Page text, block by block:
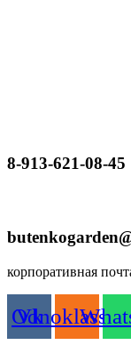
8-913-621-08-45
корпоративная
Vk